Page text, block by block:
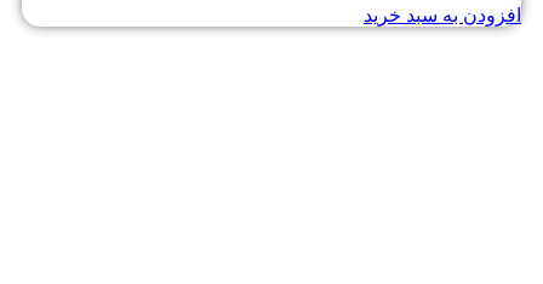
افزودن به سبد خرید